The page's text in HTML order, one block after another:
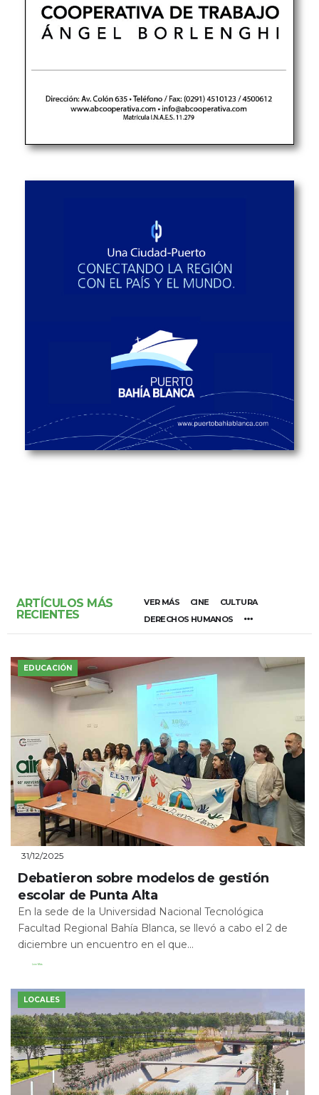
ARTÍCULOS MÁS
RECIENTES
VER MÁS CINE
CULTURA
DERECHOS HUMANOS
EDUCACIÓN
31/12/2025
Debatieron sobre modelos de gestión
escolar de Punta Alta
En la sede de la Universidad Nacional Tecnológica
Facultad Regional Bahía Blanca, se llevó a cabo el 2 de
diciembre un encuentro en el que...
Leer Más
LOCALES